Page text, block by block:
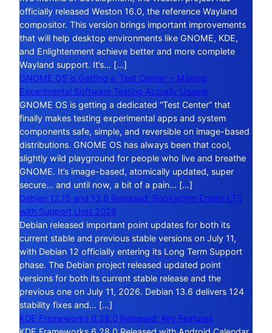
officially released Weston 16.0, the reference Wayland
compositor. This version brings important improvements
that will help desktop environments like GNOME, KDE,
and Enlightenment achieve better and more complete
Wayland support. It’s… […]
GNOME OS is Getting a ‘Test Center’ – Making
Experimental Software Testing Actually Usable
GNOME OS is getting a dedicated “Test Center” that
finally makes testing experimental apps and system
components safe, simple, and reversible on image-based
distributions. GNOME OS has always been that cool,
slightly wild playground for people who live and breathe
GNOME. It’s image-based, atomically updated, super
secure… and until now, a bit of a pain… […]
Debian 12.15 and 13.6 Released: Bookworm Enters LTS
with Support Until 2028
Debian released important point updates for both its
current stable and previous stable versions on July 11,
with Debian 12 officially entering its Long Term Support
phase. The Debian project released updated point
versions for both its current stable release and the
previous one on July 11, 2026. Debian 13.6 delivers 124
stability fixes and… […]
KDE Frameworks 6.28.0 Released: Key Features